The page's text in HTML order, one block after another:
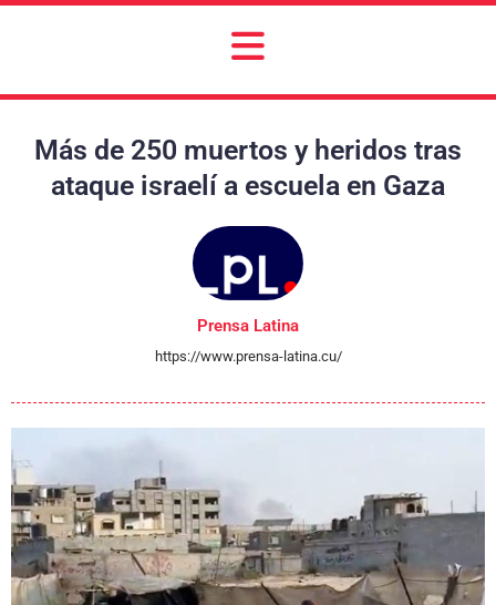
Más de 250 muertos y heridos tras
ataque israelí a escuela en Gaza
Prensa Latina
https://www.prensa-latina.cu/